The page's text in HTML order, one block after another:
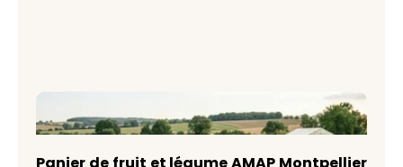
Panier de fruit et légume AMAP Montpellier
Hérault, c'est quoi ?